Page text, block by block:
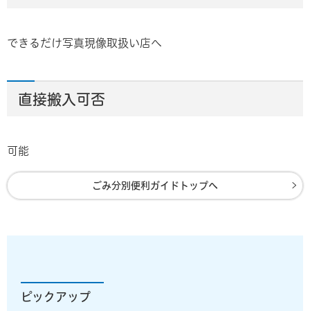
できるだけ写真現像取扱い店へ
直接搬入可否
可能
ごみ分別便利ガイドトップへ
ピックアップ